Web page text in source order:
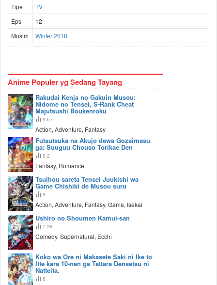
Tipe
TV
Eps
12
Musim
Winter 2018
Anime Populer yg Sedang Tayang
Rakudai Kenja no Gakuin Musou:
Nidome no Tensei, S-Rank Cheat
Majutsushi Boukenroku
9.67
Action, Adventure, Fantasy
Futsutsuka na Akujo dewa Gozaimasu
ga: Suuguu Chouso Torikae Den
9.2
Fantasy, Romance
Tsuihou sareta Tensei Juukishi wa
Game Chishiki de Musou suru
9
Action, Adventure, Fantasy, Game, Isekai
Ushiro no Shoumen Kamui-san
7.38
Comedy, Supernatural, Ecchi
Koko wa Ore ni Makasete Saki ni Ike to
Itte kara 10-nen ga Tattara Densetsu ni
Natteita.
8